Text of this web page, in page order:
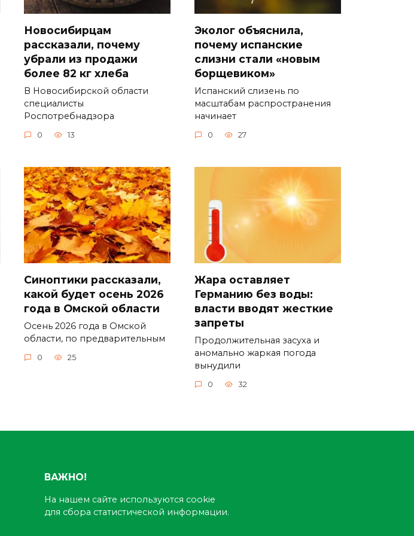
Новосибирцам
рассказали, почему
убрали из продажи
более 82 кг хлеба
В Новосибирской области
специалисты
Роспотребнадзора
0 13
Эколог объяснила,
почему испанские
слизни стали «новым
борщевиком»
Испанский слизень по
масштабам распространения
начинает
0 27
Синоптики рассказали,
какой будет осень 2026
года в Омской области
Осень 2026 года в Омской
области, по предварительным
0 25
Жара оставляет
Германию без воды:
власти вводят жесткие
запреты
Продолжительная засуха и
аномально жаркая погода
вынудили
0 32
ВАЖНО!
На нашем сайте используются cookie
для сбора статистической информации.